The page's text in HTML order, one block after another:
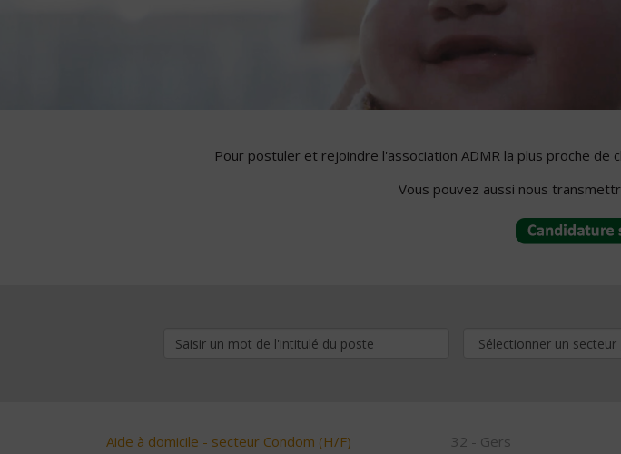
Pour postuler et rejoindre l'association ADMR la plus proche
Vous pouvez aussi nous
Aide à domicile - secteur Condom (H/F) 32 - Gers